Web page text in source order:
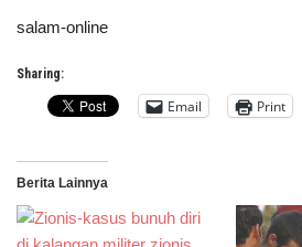
salam-online
Sharing:
Email Print
Berita Lainnya